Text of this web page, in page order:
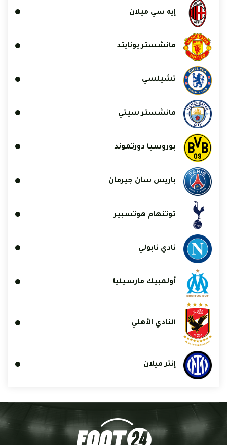
إيه سي ميلان
مانشستر يونايتد
تشيلسي
مانشستر سيتي
بوروسيا دورتموند
باريس سان جيرمان
توتنهام هوتسبير
نادي نابولي
أولمبيك مارسيليا
النادي الأهلي
إنتر ميلان